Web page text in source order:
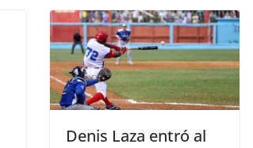
Denis Laza entró al